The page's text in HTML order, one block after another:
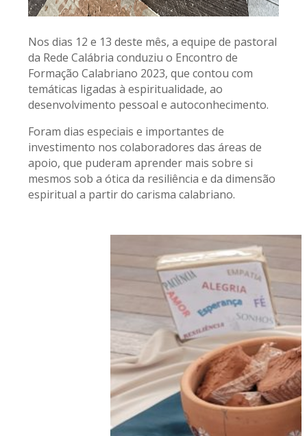
Nos dias 12 e 13 deste mês, a equipe de pastoral
da Rede Calábria conduziu o Encontro de
Formação Calabriano 2023, que contou com
temáticas ligadas à espiritualidade, ao
desenvolvimento pessoal e autoconhecimento.
Foram dias especiais e importantes de
investimento nos colaboradores das áreas de
apoio, que puderam aprender mais sobre si
mesmos sob a ótica da resiliência e da dimensão
espiritual a partir do carisma calabriano.